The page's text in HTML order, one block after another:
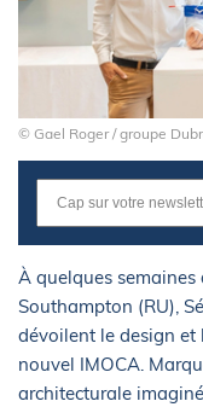
© Gael Roger / groupe
À quelques semaines
Southampton (RU),
dévoilent le design et
nouvel IMOCA.
architecturale